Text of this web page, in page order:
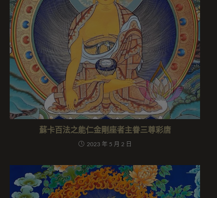
蘇卡百法之能仁金剛座者主眷三尊彩唐
2023 年 5 月 2 日